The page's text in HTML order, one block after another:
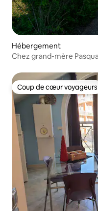
Hébergement
Chez grand-mère
Coup de cœur voyageurs
Coup de cœur voyageurs